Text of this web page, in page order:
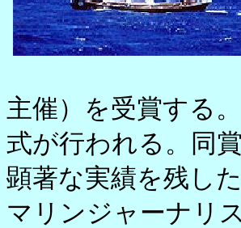
主催）を受賞する
式が行われる。同
顕著な実績を残し
マリンジャーナリ